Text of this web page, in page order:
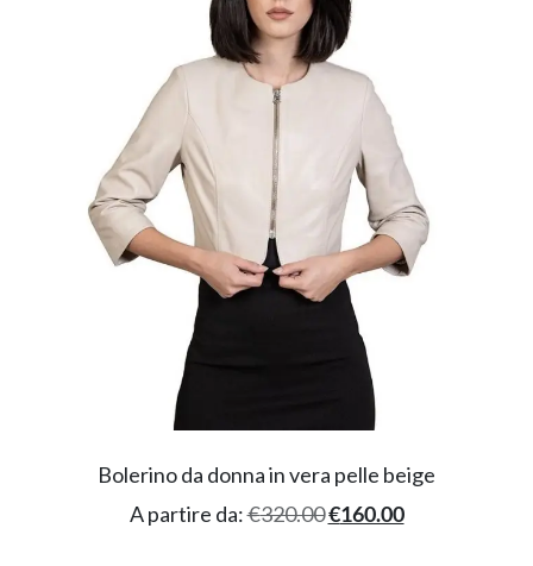
Bolerino da donna in vera pelle beige
A partire da:€320.00€160.00